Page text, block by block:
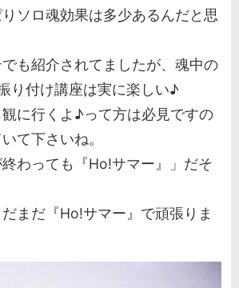
ソロ魂効果は多少あるんだと思
も紹介されてましたが、魂中の
り付け講座は実に楽しい♪
に行くよ♪って方は必見ですの
て下さいね。
わっても『Ho!サマー』」だそ
まだ『Ho!サマー』で頑張りま